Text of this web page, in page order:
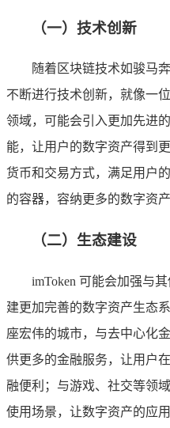
（一）技术创新
随着区块链技术如骏马
不断进行技术创新，就像一
领域，可能会引入更加先进
能，让用户的数字资产得到
货币和交易方式，满足用户
的容器，容纳更多的数字资产
（二）生态建设
imToken 可能会加强与
建更加完善的数字资产生态
座宏伟的城市，与去中心化
供更多的金融服务，让用户
融便利；与游戏、社交等领
使用场景，让数字资产的应